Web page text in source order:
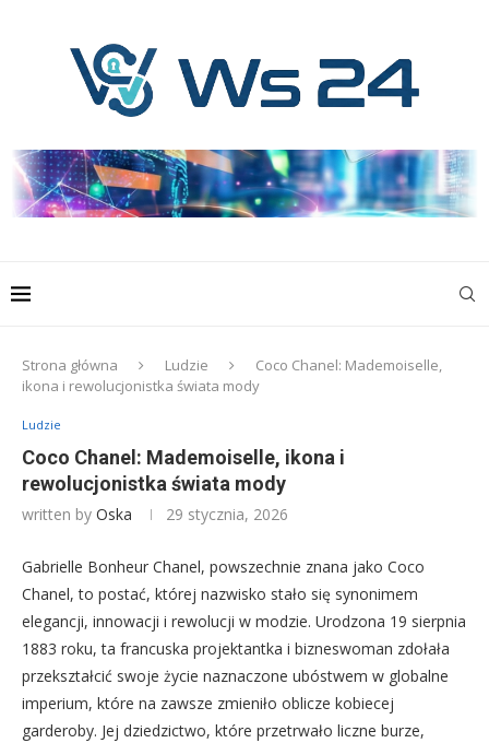
Strona główna Ludzie
Coco Chanel: Mademoiselle,
ikona i rewolucjonistka świata mody
Ludzie
Coco Chanel: Mademoiselle, ikona i
rewolucjonistka świata mody
written by Oska 29 stycznia, 2026
Gabrielle Bonheur Chanel, powszechnie znana jako Coco
Chanel, to postać, której nazwisko stało się synonimem
elegancji, innowacji i rewolucji w modzie. Urodzona 19 sierpnia
1883 roku, ta francuska projektantka i bizneswoman zdołała
przekształcić swoje życie naznaczone ubóstwem w globalne
imperium, które na zawsze zmieniło oblicze kobiecej
garderoby. Jej dziedzictwo, które przetrwało liczne burze,